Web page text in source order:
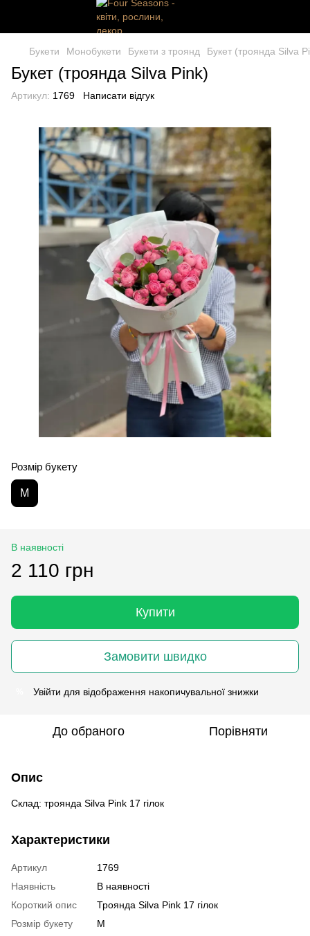
Букети Монобукети Букети з троянд Букет (троянда Silva
Букет (троянда Silva Pink)
Артикул: 1769 Написати відгук
Розмір букету
M
В наявності
2 110 грн
Купити
Замовити швидко
Увійти для відображення накопичувальної знижки
До обраного Порівняти
Опис
Склад: троянда Silva Pink 17 гілок
Характеристики
Артикул
1769
Наявність
В наявності
Короткий опис
Троянда Silva Pink 17 гілок
Розмір букету
M